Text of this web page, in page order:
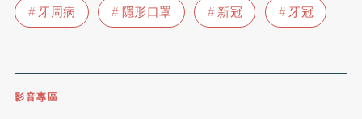
牙周病 隱形口罩 新冠 牙冠
影音專區